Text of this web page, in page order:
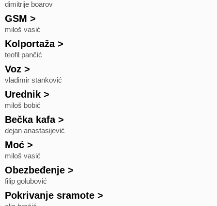
dimitrije boarov
GSM >
miloš vasić
Kolportaža>
teofil pančić
Voz >
vladimir stanković
Urednik >
miloš bobić
Bečka kafa>
dejan anastasijević
Moć >
miloš vasić
Obezbeđenje >
filip golubović
Pokrivanje sramote >